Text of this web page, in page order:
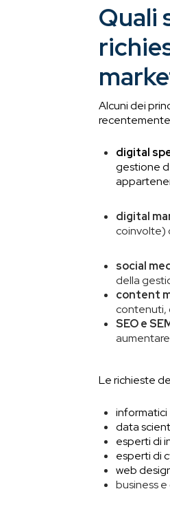
Quali
Alcuni dei
digital
gestione
digital
coinvolte)
social
della
content
contenuti,
SEO e
Le richieste
informatici
data
esperti di
esperti di
web
business